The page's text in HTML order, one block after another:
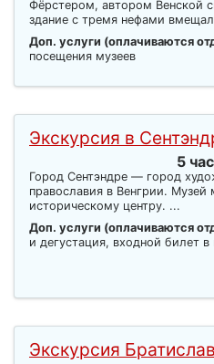
Фёрстером, автором Венской
здание с тремя нефами
Доп. услуги (оплачиваются
посещения музеев
Экскурсия в
5
Город Сентэндре — город
православия в Венгрии. Музей
историческому центру. ...
Доп. услуги (оплачиваются
и дегустация, входной билет
Экскурсия